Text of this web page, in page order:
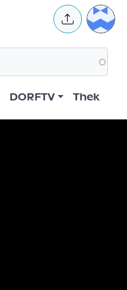
User
DORFTV Thek